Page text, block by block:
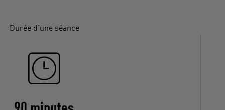
Durée d'une séance